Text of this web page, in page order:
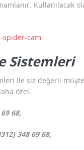
Kullanılacak
Sistemleri
ile siz değerli
özel.
68,
348 69 68,